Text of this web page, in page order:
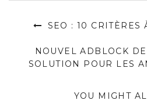
SEO : 10 CRITÈRES
NOUVEL ADBLOCK
SOLUTION POUR LES
YOU MIGHT